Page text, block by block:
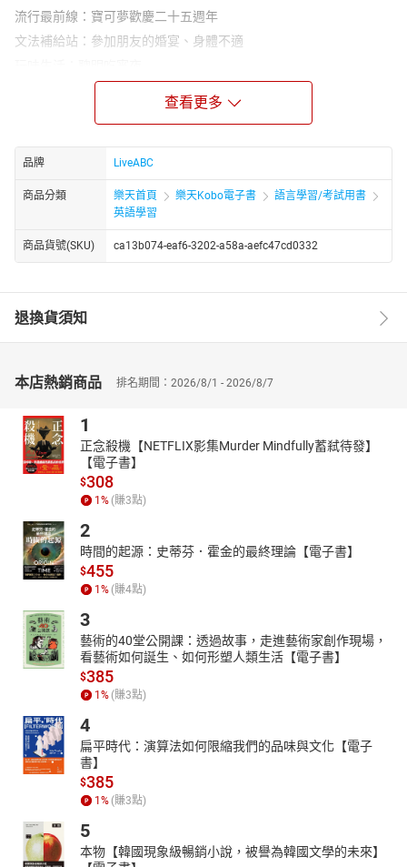
流行最前線：寶可夢歡慶二十五週年
文法補給站：參加朋友的婚宴、身體不適
活用ABC：生活英語：約會教戰守則
短篇故事集：〈聰明的小牧童〉
克漏字測驗：你聽過美乃滋拯救海龜的故事嗎？
世界好望角：動物睡姿百百種
小人物大視界：創造驚奇的夢想實踐家——伊隆•馬斯克
悠遊文化：霹靂舞跳上世界舞台
ABC長知識：送你的名字上火星
本月之星：張碩航
查看更多
品牌 LiveABC
商品分類 樂天首頁 樂天Kobo電子書
語言學習/考試用書
英語學習
商品貨號(SKU) ca13b074-eaf6-3202-a58a-aefc47cd0332
退換貨須知
本店熱銷商品 排名期間：2026/8/1 - 2026/8/7
1
正念殺機【NETFLIX影集Murder Mindfully蓄弒待發】
【電子書】
$308
1 % (賺3點)
2
時間的起源：史蒂芬．霍金的最終理論【電子書】
$455
1 % (賺4點)
3
藝術的40堂公開課：透過故事，走進藝術家創作現場，
看藝術如何誕生、如何形塑人類生活【電子書】
$385
1 % (賺3點)
4
扁平時代：演算法如何限縮我們的品味與文化【電子
書】
$385
1 % (賺3點)
5
本物【韓國現象級暢銷小說，被譽為韓國文學的未來】